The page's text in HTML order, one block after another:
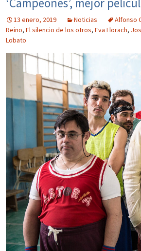
13 enero, 2019 Noticias Alfonso
Reino, El silencio de los otros, Eva Llorach,
Lobato